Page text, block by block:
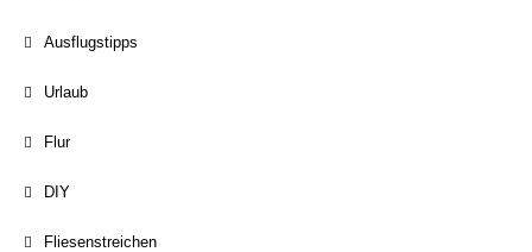
Ausflugstipps
Urlaub
Flur
DIY
Fliesenstreichen